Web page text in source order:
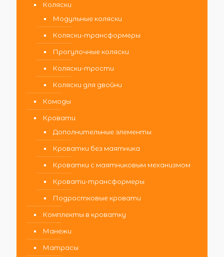
Коляски
Модульные коляски
Коляски-трансформеры
Прогулочные коляски
Коляски-трости
Коляски для двойни
Комоды
Кровати
Дополнительные элементы
Кроватки без маятника
Кроватки с маятниковым механизмом
Кровати-трансформеры
Подростковые кровати
Комплекты в кроватку
Манежи
Матрасы